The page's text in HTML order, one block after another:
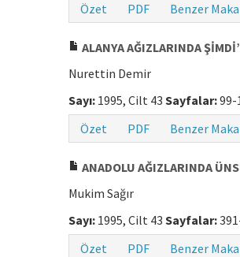
Özet
PDF Benzer
ALANYA AĞIZLARINDA
Nurettin Demir
Sayı: 1995, Cilt 43 Sayfalar:99-
Özet
PDF Benzer
ANADOLU AĞIZLARINDA
Mukim Sağır
Sayı: 1995, Cilt 43 Sayfalar:
Özet
PDF Benzer